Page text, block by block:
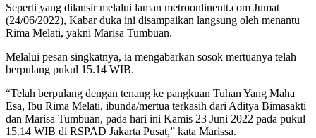
Seperti yang dilansir melalui laman metroonlinentt.com Jumat
(24/06/2022), Kabar duka ini disampaikan langsung oleh menantu
Rima Melati, yakni Marisa Tumbuan.
Melalui pesan singkatnya, ia mengabarkan sosok mertuanya telah
berpulang pukul 15.14 WIB.
“Telah berpulang dengan tenang ke pangkuan Tuhan Yang Maha
Esa, Ibu Rima Melati, ibunda/mertua terkasih dari Aditya Bimasakti
dan Marisa Tumbuan, pada hari ini Kamis 23 Juni 2022 pada pukul
15.14 WIB di RSPAD Jakarta Pusat,” kata Marissa.